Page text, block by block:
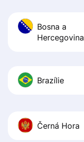
Bosna a
Hercegovina
Brazílie
Černá Hora